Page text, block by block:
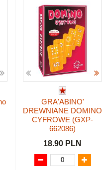
GRA'ABINO'
DREWNIANE DOMINO
CYFROWE (GXP-
662086)
18.90 PLN